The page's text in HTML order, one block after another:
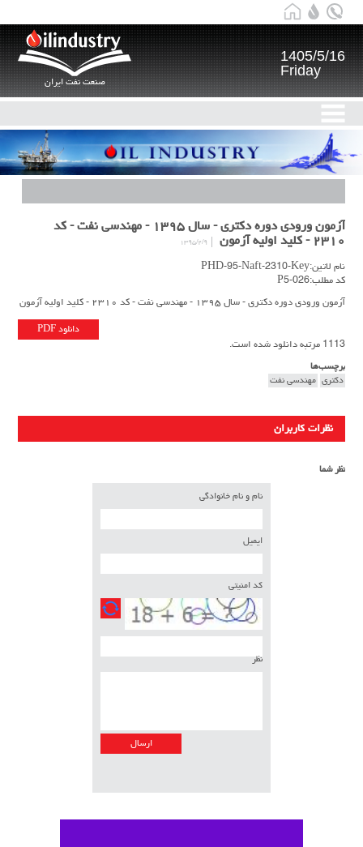
صنعت نفت ایران
1405/5/16
Friday
آزمون ورودی دوره دکتری - سال ۱۳۹۵ - مهندسی نفت - کد
۲۳۱۰ - کلید اولیه آزمون
۱۳۹۵/۲/۹
نام لاتین:PHD-95-Naft-2310-Key
کد مطلب:P5-026
آزمون ورودی دوره دکتری - سال ۱۳۹۵ - مهندسی نفت - کد ۲۳۱۰ - کلید اولیه آزمون
دانلود PDF
1113 مرتبه دانلود شده است.
برچسب‌ها
دکتری مهندسی نفت
نظرات کاربران
نظر شما
نام و نام خانوادگی
ایمیل
کد امنیتی
نظر